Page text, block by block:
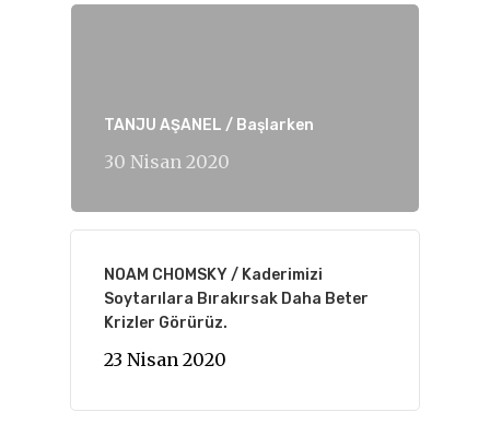
TANJU AŞANEL / Başlarken
30 Nisan 2020
NOAM CHOMSKY / Kaderimizi
Soytarılara Bırakırsak Daha Beter
Krizler Görürüz.
23 Nisan 2020